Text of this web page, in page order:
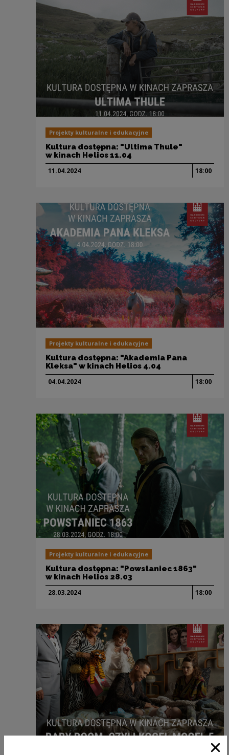
Projekty kulturalne i edukacyjne
Kultura dostępna: "Ultima Thule"
w kinach Helios 11.04
11.04.2024 18:00
Projekty kulturalne i edukacyjne
Kultura dostępna: "Akademia Pana
Kleksa" w kinach Helios 4.04
04.04.2024 18:00
Projekty kulturalne i edukacyjne
Kultura dostępna: "Powstaniec 1863"
w kinach Helios 28.03
28.03.2024 18:00